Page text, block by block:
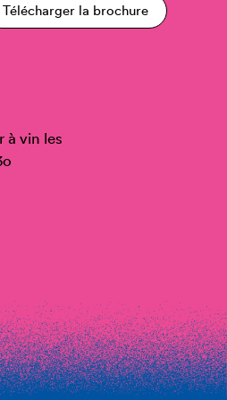
Télécharger la brochure
à vin les